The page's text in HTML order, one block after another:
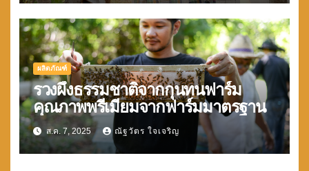
ผลิตภัณฑ์
รวงผึ้งธรรมชาติจากกุนทนฟาร์ม
คุณภาพพรีเมียมจากฟาร์มมาตรฐาน
ส.ค. 7, 2025 ณัฐวัตร ใจเจริญ